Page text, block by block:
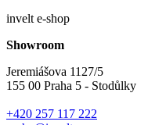
invelt e-shop
Showroom
Jeremiášova 1127/5
155 00 Praha 5 - Stodůlky
+420 257 117 222